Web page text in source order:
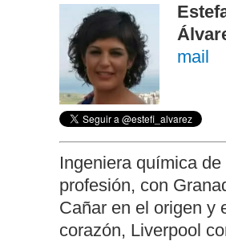
mail
Ingeniera química de
profesión, con
Cañar en el origen y
corazón, Liverpool